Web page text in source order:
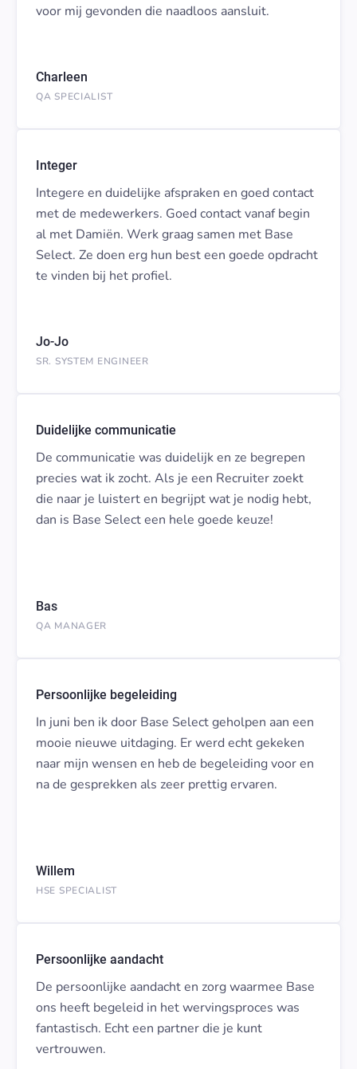
voor mij gevonden die naadloos aansluit.
Charleen
QA SPECIALIST
Integer
Integere en duidelijke afspraken en goed contact
met de medewerkers. Goed contact vanaf begin
al met Damiën. Werk graag samen met Base
Select. Ze doen erg hun best een goede opdracht
te vinden bij het profiel.
Jo-Jo
SR. SYSTEM ENGINEER
Duidelijke communicatie
De communicatie was duidelijk en ze begrepen
precies wat ik zocht. Als je een Recruiter zoekt
die naar je luistert en begrijpt wat je nodig hebt,
dan is Base Select een hele goede keuze!
Bas
QA MANAGER
Persoonlijke begeleiding
In juni ben ik door Base Select geholpen aan een
mooie nieuwe uitdaging. Er werd echt gekeken
naar mijn wensen en heb de begeleiding voor en
na de gesprekken als zeer prettig ervaren.
Willem
HSE SPECIALIST
Persoonlijke aandacht
De persoonlijke aandacht en zorg waarmee Base
ons heeft begeleid in het wervingsproces was
fantastisch. Echt een partner die je kunt
vertrouwen.